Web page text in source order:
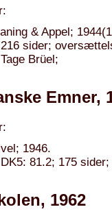
& Appel;
216 sider;
Tage Brüel;
Emner,
1946.
DK5: 81.2; 175 sider;
1962